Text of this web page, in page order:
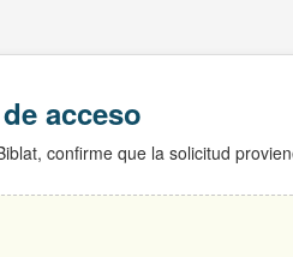
acceso
confirme que la solicitud